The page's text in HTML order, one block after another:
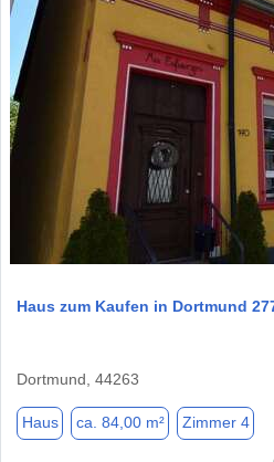
Haus zum Kaufen in Dortmund
Dortmund, 44263
Haus ca. 84,00 m² Zimmer 4